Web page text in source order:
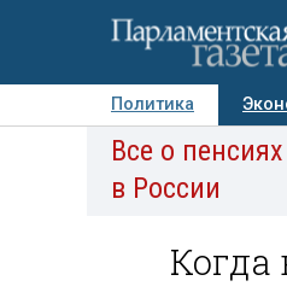
Политика
Авторы
Все о пенсиях
в России